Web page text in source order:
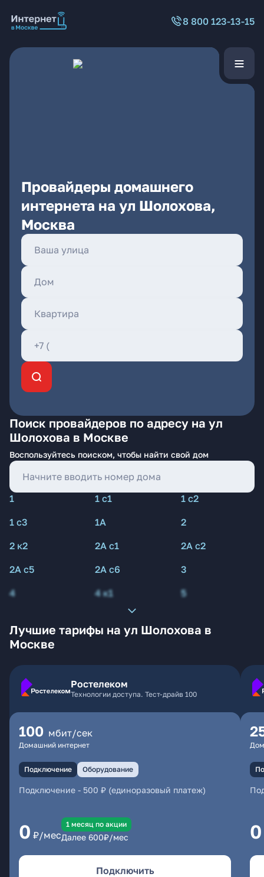
8 800 123-13-15
Провайдеры домашнего
интернета на ул Шолохова,
Москва
Поиск провайдеров по адресу на ул
Шолохова в Москве
Воспользуйтесь поиском, чтобы найти свой дом
1 1 с1
1 с2
1 с3
1А
2
2 к2
2А с1
2А с2
2А с5
2А с6
3
4
4 к1 5
Лучшие тарифы на ул Шолохова в
Москве
Ростелеком
Технологии доступа. Тест-драйв 100
100 мбит/сек
Домашний интернет
Подключение Оборудование
Подключение - 500 ₽ (единоразовый платеж)
0 ₽/мес
1 месяц по акции
Далее 600₽/мес
Подключить
0